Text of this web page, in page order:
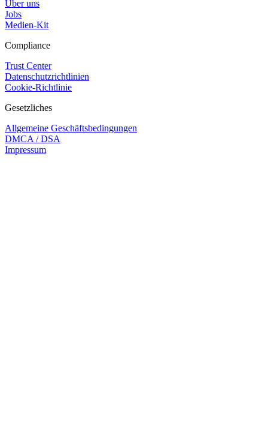
Über uns
Jobs
Medien-Kit
Compliance
Trust Center
Datenschutzrichtlinien
Cookie-Richtlinie
Gesetzliches
Allgemeine Geschäftsbedingungen
DMCA / DSA
Impressum